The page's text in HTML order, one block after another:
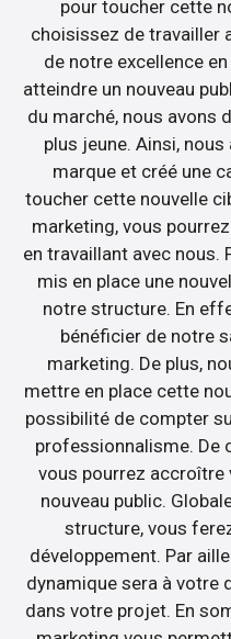
pour toucher cette
choisissez de travailler
de notre excellence
atteindre un nouveau
du marché, nous avons
plus jeune. Ainsi,
marque et créé une
toucher cette nouvelle
marketing, vous
en travaillant avec nous.
mis en place une
notre structure. En
bénéficier de notre
marketing. De plus,
mettre en place cette
possibilité de compter
professionnalisme. De
vous pourrez accroître
nouveau public.
structure, vous
développement. Par
dynamique sera à votre
dans votre projet. En